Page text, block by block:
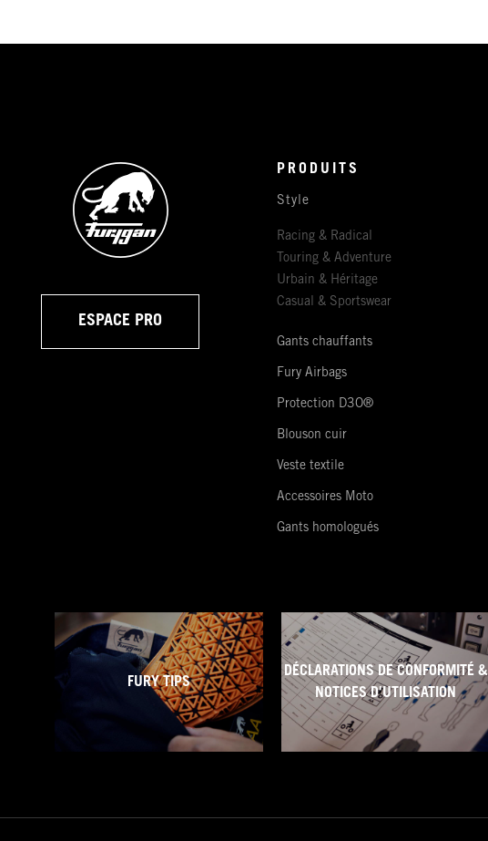
ESPACE PRO
PRODUITS
Style
Racing & Radical
Touring & Adventure
Urbain & Héritage
Casual & Sportswear
Gants chauffants
Fury Airbags
Protection D3O®
Blouson cuir
Veste textile
Accessoires Moto
Gants homologués
FURY TIPS
DÉCLARATIONS DE CONFORMITÉ &
NOTICES D'UTILISATION